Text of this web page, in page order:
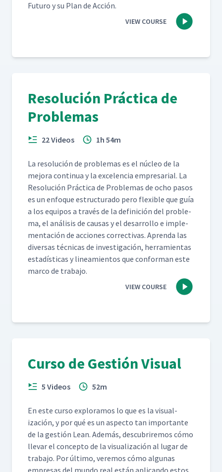
Futuro y su Plan de Acción.
VIEW COURSE
Resolución Práctica de
Problemas
22 Videos 1h 54m
La res­olu­ción de prob­le­mas es el núcleo de la
mejo­ra con­tin­ua y la exce­len­cia empre­sar­i­al. La
Res­olu­ción Prác­ti­ca de Prob­le­mas de ocho pasos
es un enfoque estruc­tura­do pero flex­i­ble que guía
a los equipos a través de la defini­ción del prob­le­
ma, el análi­sis de causas y el desar­rol­lo e imple­
mentación de acciones cor­rec­ti­vas. Apren­da las
diver­sas téc­ni­cas de inves­ti­gación, her­ramien­tas
estadís­ti­cas y lin­eamien­tos que con­for­man este
mar­co de trabajo.
VIEW COURSE
Curso de Gestión Visual
5 Videos 52m
En este cur­so explo­ramos lo que es la visu­al­
ización, y por qué es un aspec­to tan impor­tante
de la gestión Lean. Además, des­cubrire­mos cómo
lle­var el con­cep­to de la visu­al­ización al lugar de
tra­ba­jo. Por últi­mo, ver­e­mos cómo algu­nas